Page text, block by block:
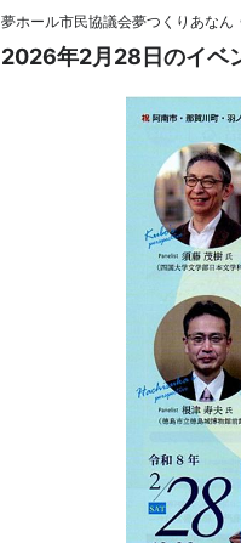
夢ホール市民協議会夢つくりあなん
2026年2月28日のイベ